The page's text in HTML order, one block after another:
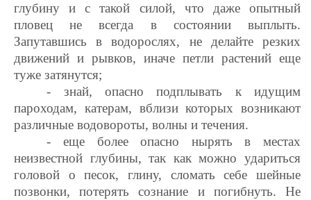
глубину и с такой силой, что даже опытный
пловец не всегда в состоянии выплыть.
Запутавшись в водорослях, не делайте резких
движений и рывков, иначе петли растений еще
туже затянутся;
- знай, опасно подплывать к идущим
пароходам, катерам, вблизи которых возникают
различные водовороты, волны и течения.
- еще более опасно нырять в местах
неизвестной глубины, так как можно удариться
головой о песок, глину, сломать себе шейные
позвонки, потерять сознание и погибнуть. Не